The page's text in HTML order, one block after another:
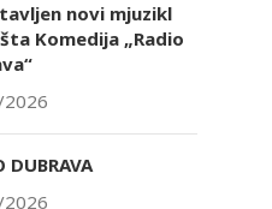
novi mjuzikl
Komedija „Radio
DUBRAVA